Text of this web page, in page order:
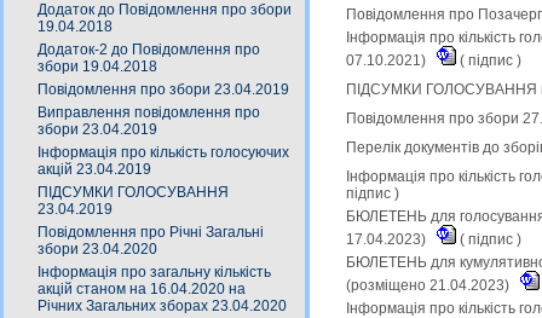
Додаток до Повідомлення про збори
19.04.2018
Додаток-2 до Повідомлення про
збори 19.04.2018
Повідомлення про збори 23.04.2019
Виправлення повідомлення про
збори 23.04.2019
Інформація про кількість голосуючих
акцій 23.04.2019
ПІДСУМКИ ГОЛОСУВАННЯ
23.04.2019
Повідомлення про Річні Загальні
збори 23.04.2020
Інформація про загальну кількість
акцій станом на 16.04.2020 на
Річних Загальних зборах 23.04.2020
Повідомлення про
Інформація про кількість
07.10.2021)
( підпис )
ПІДСУМКИ ГОЛОСУВАННЯ на
Повідомлення про збори
Перелік документів до
Інформація про кількість
підпис )
БЮЛЕТЕНЬ для голосування
17.04.2023)
( підпис )
БЮЛЕТЕНЬ для
(розміщено 21.04.2023)
Інформація про кількість